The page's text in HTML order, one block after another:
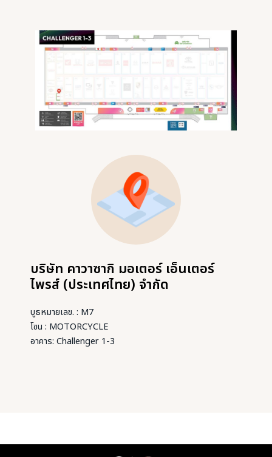
บริษัท คาวาซากิ มอเตอร์ เอ็นเตอร์
ไพรส์ (ประเทศไทย) จำกัด
บูธหมายเลข. : M7
โซน : MOTORCYCLE
อาคาร: Challenger 1-3